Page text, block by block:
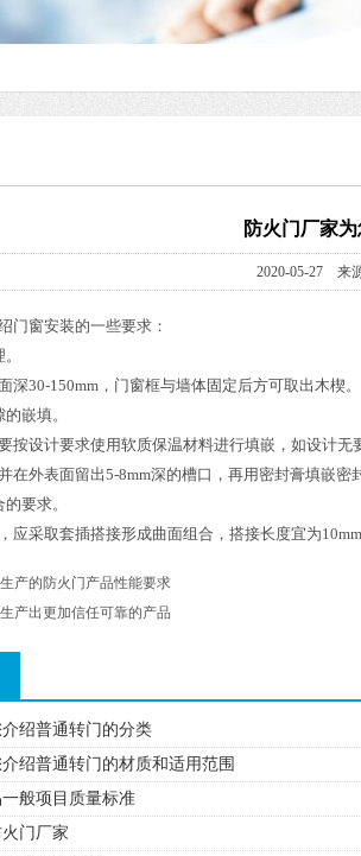
防火门厂家
2020-05-27 来
门窗安装的一些要求：
深30-150mm，门窗框与墙体固定后方可取出木楔。
嵌填。
按设计要求使用软质保温材料进行填嵌，如设计
在外表面留出5-8mm深的槽口，再用密封膏填嵌密
要求。
应采取套插搭接形成曲面组合，搭接长度宜为
产的防火门产品性能要求
产出更加信任可靠的产品
绍普通转门的分类
绍普通转门的材质和适用范围
般项目质量标准
门厂家